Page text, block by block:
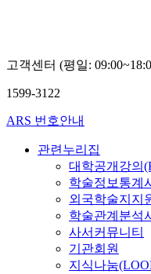
고객센터 (평일:
1599-3122
ARS 번호안내
관련누리집
대학공개강의
학술정보통계
외국학술지지
학술관계분석
사서커뮤니티
기관회원
지식나눔